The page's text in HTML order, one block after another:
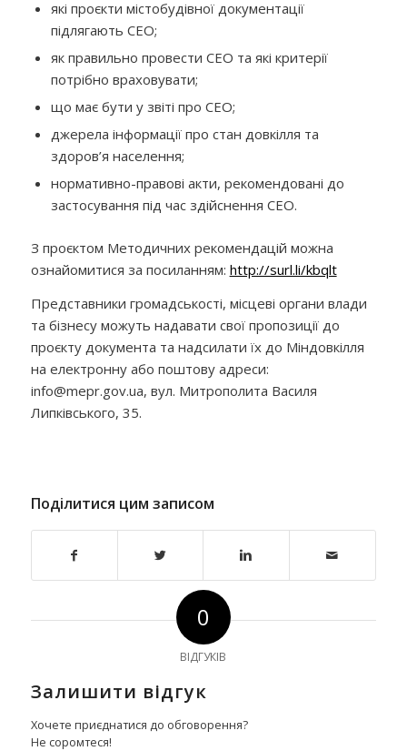
які проєкти містобудівної документації
підлягають СЕО;
як правильно провести СЕО та які критерії
потрібно враховувати;
що має бути у звіті про СЕО;
джерела інформації про стан довкілля та
здоров’я населення;
нормативно-правові акти, рекомендовані до
застосування під час здійснення СЕО.
З проєктом Методичних рекомендацій можна
ознайомитися за посиланням: http://surl.li/kbqlt
Представники громадськості, місцеві органи влади
та бізнесу можуть надавати свої пропозиції до
проєкту документа та надсилати їх до Міндовкілля
на електронну або поштову адреси:
info@mepr.gov.ua, вул. Митрополита Василя
Липківського, 35.
Поділитися цим записом
0
ВІДГУКІВ
Залишити відгук
Хочете приєднатися до обговорення?
Не соромтеся!